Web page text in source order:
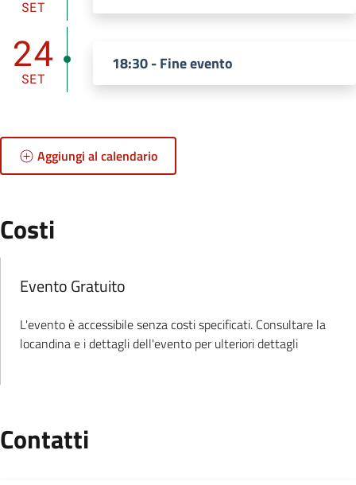
SET
24
SET
18:30 - Fine evento
Aggiungi al calendario
Costi
Evento Gratuito
L'evento è accessibile senza costi specificati. Consultare la
locandina e i dettagli dell'evento per ulteriori dettagli.
Contatti